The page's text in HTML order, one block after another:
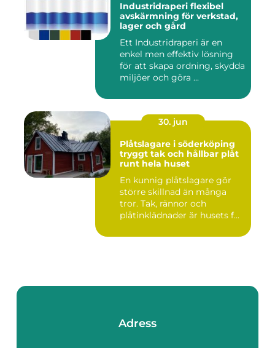
Industridraperi flexibel
avskärmning för verkstad,
lager och gård
Ett Industridraperi är en
enkel men effektiv lösning
för att skapa ordning, skydda
miljöer och göra ...
30. jun
Plåtslagare i söderköping
tryggt tak och hållbar plåt
runt hela huset
En kunnig plåtslagare gör
större skillnad än många
tror. Tak, rännor och
plåtinklädnader är husets f...
Adress